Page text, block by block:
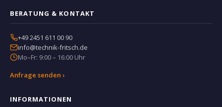
BERATUNG & KONTAKT
+49 2451 611 00 90
info@technik-fritsch.de
Mo–Fr: 9:00 – 16:00 Uhr
Anfrage senden ›
INFORMATIONEN